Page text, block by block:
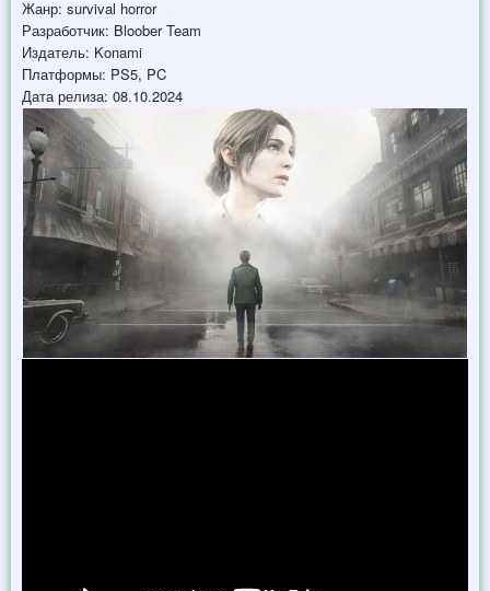
Жанр: survival horror
Разработчик: Bloober Team
Издатель: Konami
Платформы: PS5, PC
Дата релиза: 08.10.2024